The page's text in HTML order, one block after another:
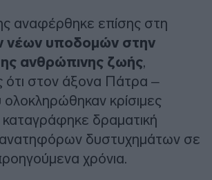
αναφέρθηκε επίσης στη
νέων υποδομών στην
ανθρώπινης ζωής,
ότι στον άξονα Πάτρα –
κρίσιμες
δραματική
δυστυχημάτων σε
χρόνια.